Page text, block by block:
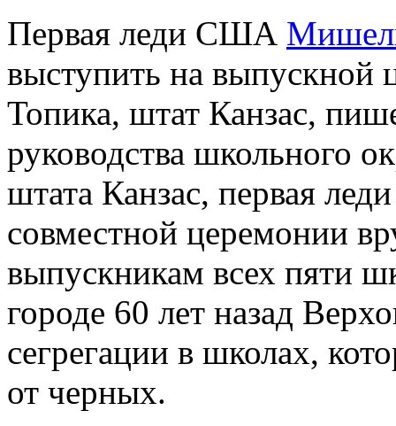
Первая леди США
выступить на выпускной
Топика, штат Канзас,
руководства школьного
штата Канзас, первая
совместной церемонии
выпускникам всех пяти
городе 60 лет назад
сегрегации в школах,
от черных.